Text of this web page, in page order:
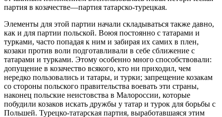
партия в козачестве—партия татарско-турецкая.
Элементы для этой партии начали складываться также давно,
как и для партии польской. Воюя постоянно с татарами и
турками, часто попадая к ним и забирая их самих в плен,
козаки против воли подготавливали в себе сближение с
татарами и турками. Этому особенно много способствовали:
допущение в козачество всякого, кто ни приходил, чем
нередко пользовались и татары, и турки; запрещение козакам
со стороны польского правительства воевать эти страны,
наконец польские неистовства в Малороссии, которые
побудили козаков искать дружбы у татар и турок для борьбы с
Польшей. Турецко-татарская партия, выработавшаяся этим